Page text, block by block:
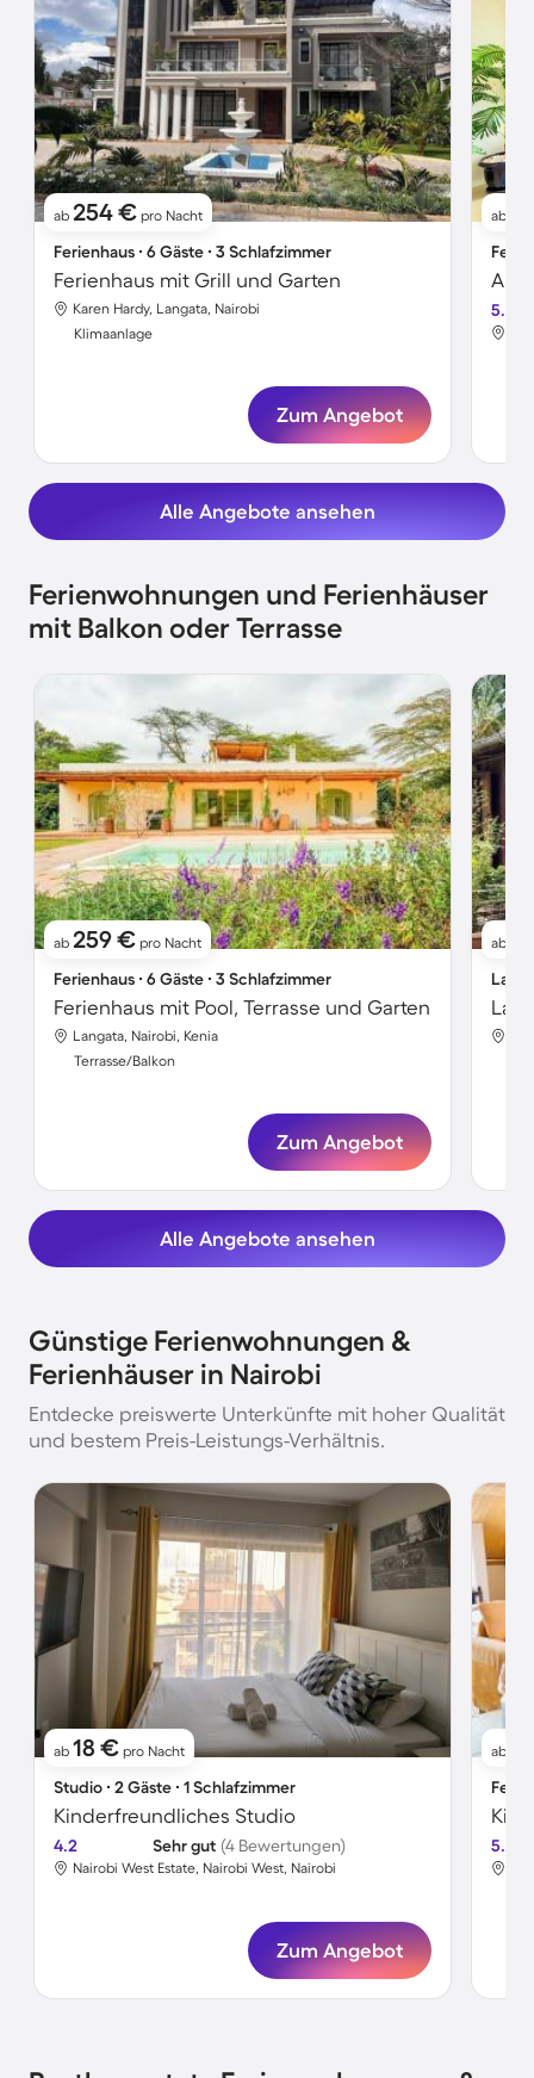
ab 254 € pro Nacht
Ferienhaus ∙ 6 Gäste ∙ 3 Schlafzimmer
Ferienhaus mit Grill und Garten
Karen Hardy, Langata, Nairobi
Klimaanlage
Zum Angebot
ab
5.0
Alle Angebote ansehen
Ferienwohnungen und Ferienhäuser
mit Balkon oder Terrasse
ab 259 € pro Nacht
Ferienhaus ∙ 6 Gäste ∙ 3 Schlafzimmer
Ferienhaus mit Pool, Terrasse und Garten
Langata, Nairobi, Kenia
Terrasse/Balkon
Zum Angebot
ab
Alle Angebote ansehen
Günstige Ferienwohnungen &
Ferienhäuser in Nairobi
Entdecke preiswerte Unterkünfte mit hoher Qualität
und bestem Preis-Leistungs-Verhältnis.
ab 18 € pro Nacht
Studio ∙ 2 Gäste ∙ 1 Schlafzimmer
Kinderfreundliches Studio
4.2 Sehr gut (4 Bewertungen)
Nairobi West Estate, Nairobi West, Nairobi
Zum Angebot
ab
5.0